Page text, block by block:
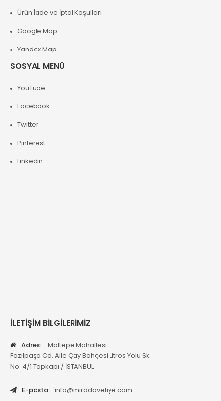
Ürün İade ve İptal Koşulları
Google Map
Yandex Map
SOSYAL MENÜ
YouTube
Facebook
Twitter
Pinterest
Linkedin
İLETİŞİM BİLGİLERİMİZ
Adres:
Maltepe Mahallesi
Fazılpaşa Cd. Aile Çay Bahçesi Litros Yolu Sk.
No: 4/1 Topkapı / İSTANBUL
E-posta: info@miradavetiye.com